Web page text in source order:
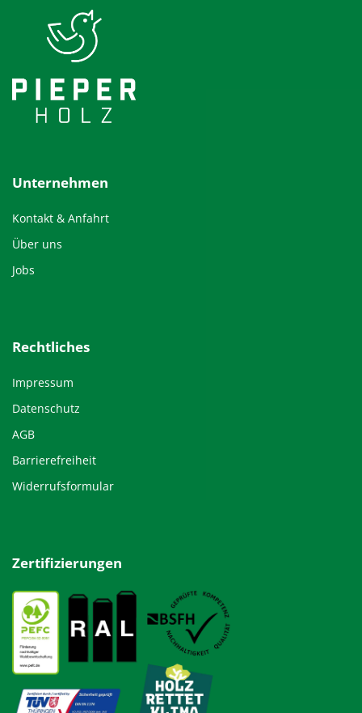
Unternehmen
Kontakt & Anfahrt
Über uns
Jobs
Rechtliches
Impressum
Datenschutz
AGB
Barrierefreiheit
Widerrufsformular
Zertifizierungen